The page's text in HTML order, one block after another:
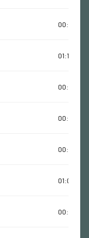
00:39:01
01:12:36
00:28:40
00:27:40
00:28:13
01:08:48
00:59:02